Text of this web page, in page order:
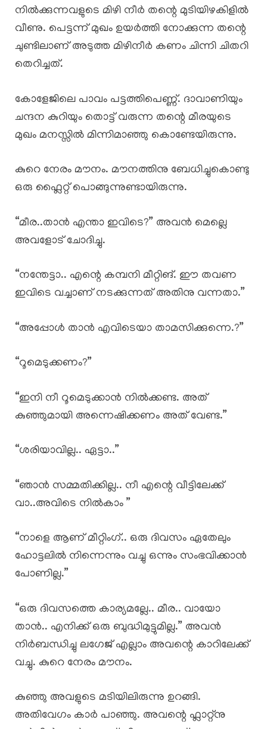
നിൽക്കുന്നവളുടെ മിഴി നീർ തന്റെ മുടിയിഴകിളിൽ
വീണു. പെട്ടന്ന് മുഖം ഉയർത്തി നോക്കുന്ന തന്റെ
ചുണ്ടിലാണ് അടുത്ത മിഴിനീർ കണം ചിന്നി ചിതറി
തെറിച്ചത്.
കോളേജിലെ പാവം പട്ടത്തിപെണ്ണ്. ദാവാണിയും
ചന്ദന കുറിയും തൊട്ട് വരുന്ന തന്റെ മീരയുടെ
മുഖം മനസ്സിൽ മിന്നിമാഞ്ഞു കൊണ്ടേയിരുന്നു.
കുറെ നേരം മൗനം. മൗനത്തിനു ബേധിച്ചുകൊണ്ടു
ഒരു ഫ്ലൈറ്റ് പൊങ്ങുന്നുണ്ടായിരുന്നു.
“മീര..താൻ എന്താ ഇവിടെ?” അവൻ മെല്ലെ
അവളോട്‌ ചോദിച്ചു.
“നന്തേട്ടാ.. എന്റെ കമ്പനി മീറ്റിങ്. ഈ തവണ
ഇവിടെ വച്ചാണ് നടക്കുന്നത് അതിനു വന്നതാ.”
“അപ്പോൾ താൻ എവിടെയാ താമസിക്കുന്നെ.?”
“റൂമെടുക്കണം?”
“ഇനി നീ റൂമെടുക്കാൻ നിൽക്കണ്ട. അത്
കുഞ്ഞുമായി അന്നെഷിക്കണം അത് വേണ്ട.”
“ശരിയാവില്ല.. ഏട്ടാ..”
“ഞാൻ സമ്മതിക്കില്ല.. നീ എന്റെ വീട്ടിലേക്ക്
വാ..അവിടെ നിൽകാം ”
“നാളെ ആണ്‌ മീറ്റിംഗ്.. ഒരു ദിവസം ഏതേലും
ഹോട്ടലിൽ നിന്നെന്നും വച്ചു ഒന്നും സംഭവിക്കാൻ
പോണില്ല.”
“ഒരു ദിവസത്തെ കാര്യമല്ലേ.. മീര.. വായോ
താൻ.. എനിക്ക് ഒരു ബുദ്ധിമുട്ടുമില്ല.” അവൻ
നിർബന്ധിച്ചു ലഗേജ് എല്ലാം അവന്റെ കാറിലേക്ക്
വച്ചു. കുറെ നേരം മൗനം.
കുഞ്ഞു അവളുടെ മടിയിലിരുന്നു ഉറങ്ങി.
അതിവേഗം കാർ പാഞ്ഞു. അവന്റെ ഫ്ലാറ്റ്നു